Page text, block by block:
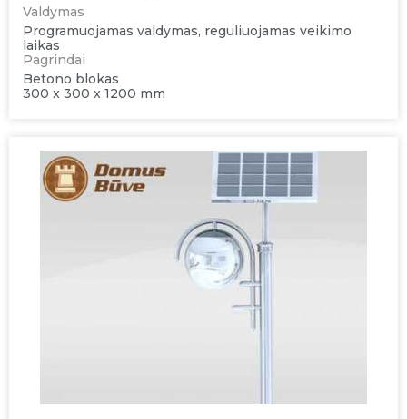
Valdymas
Programuojamas valdymas, reguliuojamas veikimo
laikas
Pagrindai
Betono blokas
300 x 300 x 1200 mm